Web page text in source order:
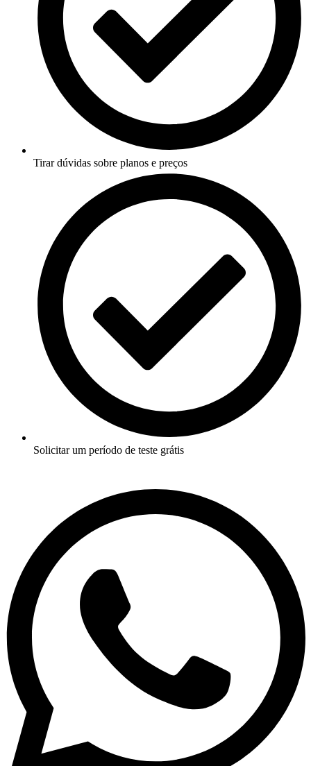
Tirar dúvidas sobre planos e preços
Solicitar um período de teste grátis